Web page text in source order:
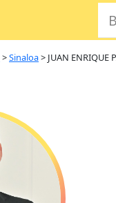
>Sinaloa> JUAN ENRIQUE